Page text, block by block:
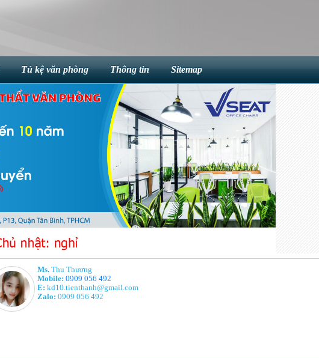
Tủ kệ văn phòng Thông tin Sitemap
Ms.Thu Thương
Mobile: 0909 056 492
E: kd10.tienthanh@gmail.com
Zalo: 0909 056 492